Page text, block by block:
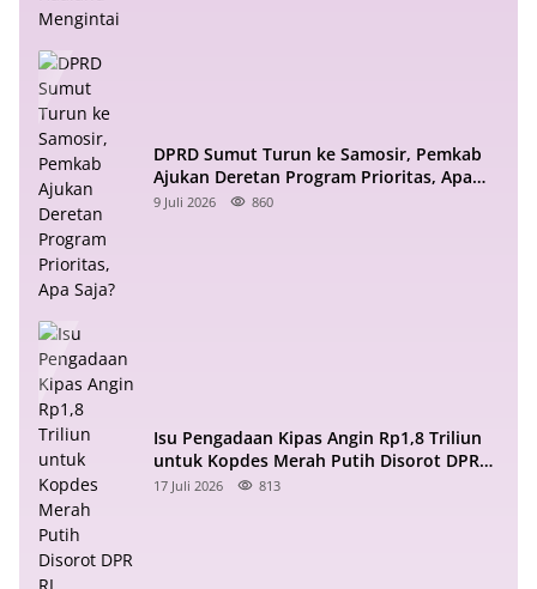
DPRD Sumut Turun ke Samosir, Pemkab
Ajukan Deretan Program Prioritas, Apa
Saja?
9 Juli 2026 860
Isu Pengadaan Kipas Angin Rp1,8 Triliun
untuk Kopdes Merah Putih Disorot DPR
RI
17 Juli 2026 813